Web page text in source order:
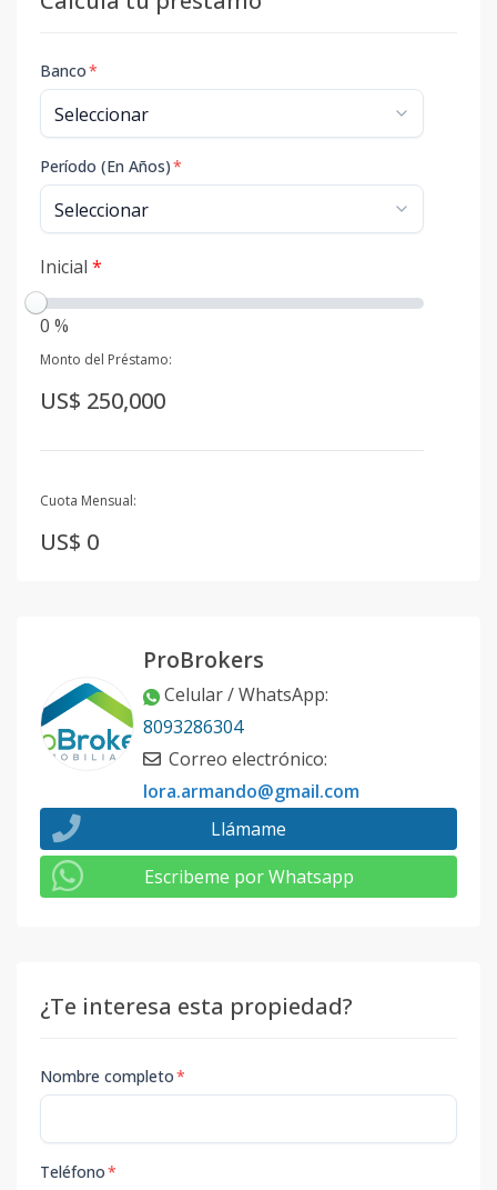
Banco*
Período (En Años)*
Inicial *
0 %
Monto del Préstamo:
US$ 250,000
Cuota Mensual:
US$ 0
ProBrokers
Celular / WhatsApp:
8093286304
Correo electrónico:
lora.armando@gmail.com
Llámame
Escribeme por Whatsapp
¿Te interesa esta propiedad?
Nombre completo*
Teléfono*